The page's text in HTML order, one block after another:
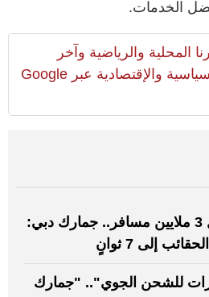
الخدمات.
المحلية والرياضية وآخر
المستجدات السياسية والإقتصادية عبر Google
مع توقعات استقبال 3 ملايين مسافر.. جمارك دبي:
إلى 7 ثوانٍ
للشحن الجوي".. "جمارك